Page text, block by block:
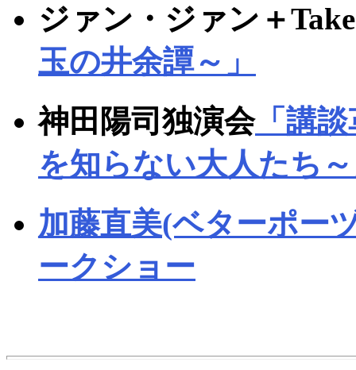
ジァン・ジァン＋
玉の井余譚～」
神田陽司独演会「講
を知らない大人たち
加藤直美(ベターポー
ークショー